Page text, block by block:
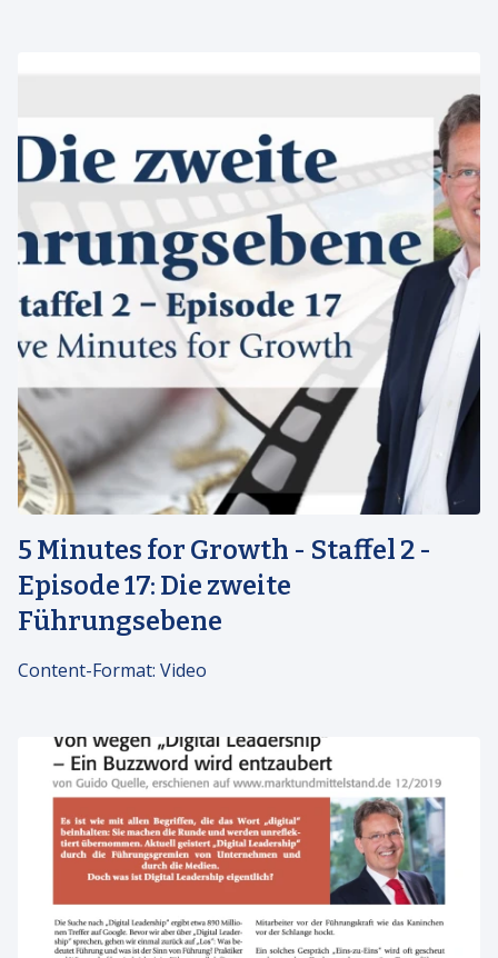
5 Minutes for Growth - Staffel 2 -
Episode 17: Die zweite
Führungsebene
Content-Format: Video